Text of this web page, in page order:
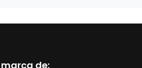
de: